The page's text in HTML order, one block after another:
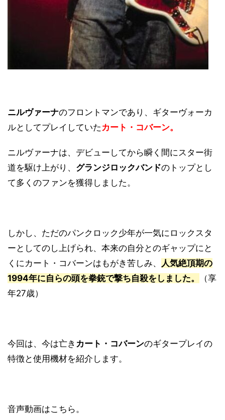
ニルヴァーナのフロントマンであり、ギターヴォーカ
ルとしてプレイしていたカート・コバーン。
ニルヴァーナは、デビューしてから瞬く間にスター街
道を駆け上がり、 グランジロックバンドのトップとし
て多くのファンを獲得しました。
しかし、ただのパンクロック少年が一気にロックスタ
ーとしてのし上げられ、本来の自分とのギャップにと
くにカート・コバーンはもがき苦しみ、 人気絶頂期の
1994年に自らの頭を拳銃で撃ち自殺をしました。
（享
年27歳）
今回は、今は亡き カート・コバーンのギタープレイの
特徴と使用機材を紹介します。
音声動画はこちら。